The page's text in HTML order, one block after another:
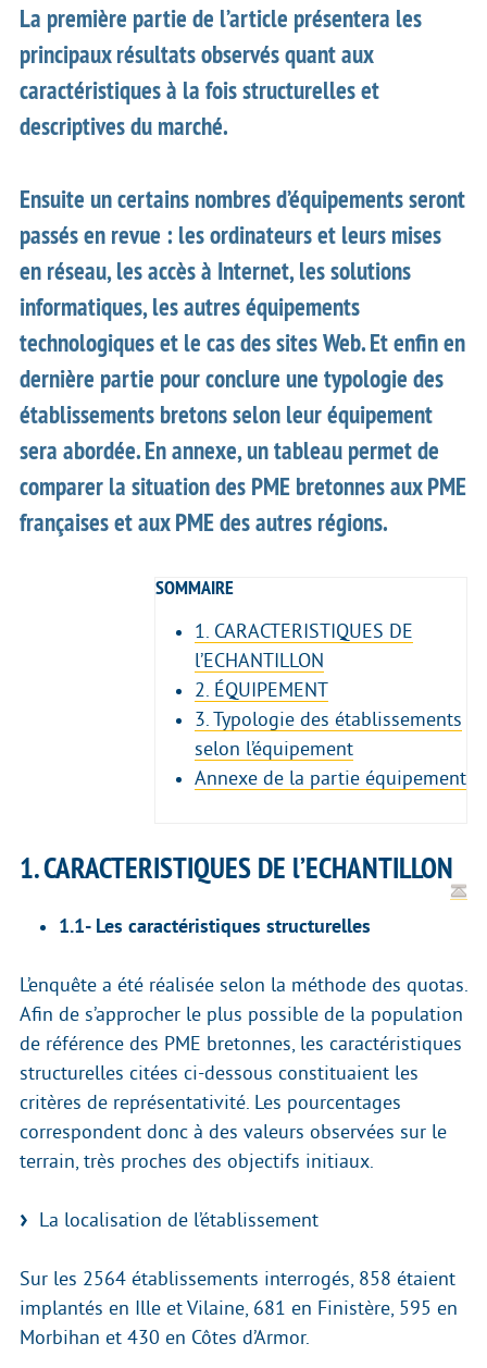
La première partie de l’article présentera les
principaux résultats observés quant aux
caractéristiques à la fois structurelles et
descriptives du marché.
Ensuite un certains nombres d’équipements seront
passés en revue : les ordinateurs et leurs mises
en réseau, les accès à Internet, les solutions
informatiques, les autres équipements
technologiques et le cas des sites Web. Et enfin en
dernière partie pour conclure une typologie des
établissements bretons selon leur équipement
sera abordée. En annexe, un tableau permet de
comparer la situation des PME bretonnes aux PME
françaises et aux PME des autres régions.
SOMMAIRE
1. CARACTERISTIQUES DE
l’ECHANTILLON
2. ÉQUIPEMENT
3. Typologie des établissements
selon l’équipement
Annexe de la partie équipement
1. CARACTERISTIQUES DE l’ECHANTILLON
1.1- Les caractéristiques structurelles
L’enquête a été réalisée selon la méthode des quotas.
Afin de s’approcher le plus possible de la population
de référence des PME bretonnes, les caractéristiques
structurelles citées ci-dessous constituaient les
critères de représentativité. Les pourcentages
correspondent donc à des valeurs observées sur le
terrain, très proches des objectifs initiaux.
La localisation de l’établissement
Sur les 2564 établissements interrogés, 858 étaient
implantés en Ille et Vilaine, 681 en Finistère, 595 en
Morbihan et 430 en Côtes d’Armor.